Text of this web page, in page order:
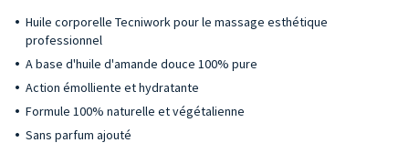
Huile corporelle Tecniwork pour le massage esthétique
professionnel
A base d'huile d'amande douce 100% pure
Action émolliente et hydratante
Formule 100% naturelle et végétalienne
Sans parfum ajouté